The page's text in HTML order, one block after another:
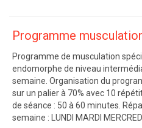
Programme
Programme de musculation
endomorphe de niveau
semaine. Organisation du
sur un palier à 70% avec 10
de séance : 50 à 60 minutes.
semaine : LUNDI MARDI